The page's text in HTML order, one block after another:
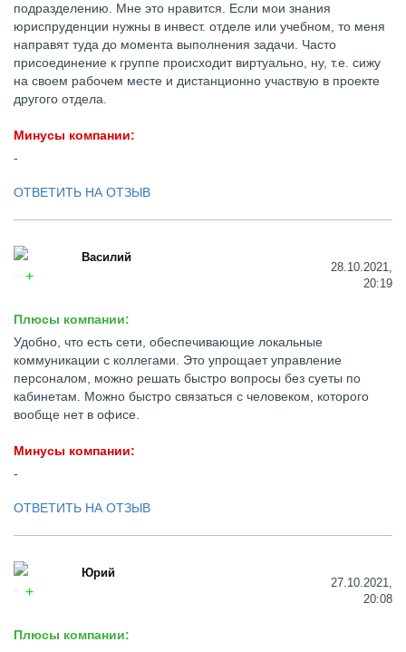
подразделению. Мне это нравится. Если мои знания
юриспруденции нужны в инвест. отделе или учебном, то меня
направят туда до момента выполнения задачи. Часто
присоединение к группе происходит виртуально, ну, т.е. сижу
на своем рабочем месте и дистанционно участвую в проекте
другого отдела.
Минусы компании:
-
ОТВЕТИТЬ НА ОТЗЫВ
Василий
28.10.2021,
20:19
Плюсы компании:
Удобно, что есть сети, обеспечивающие локальные
коммуникации с коллегами. Это упрощает управление
персоналом, можно решать быстро вопросы без суеты по
кабинетам. Можно быстро связаться с человеком, которого
вообще нет в офисе.
Минусы компании:
-
ОТВЕТИТЬ НА ОТЗЫВ
Юрий
27.10.2021,
20:08
Плюсы компании: